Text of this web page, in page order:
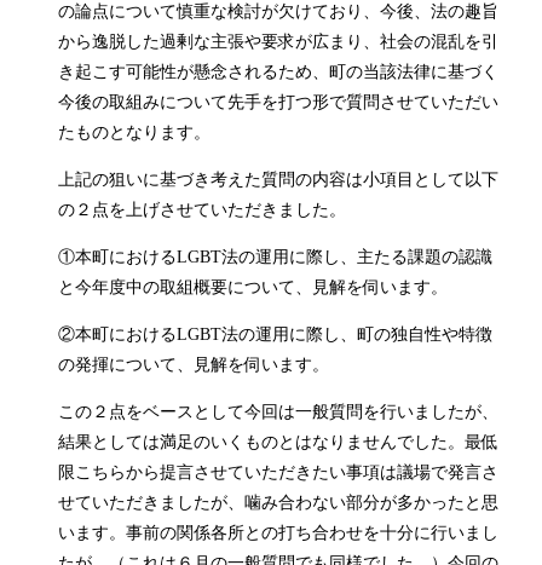
の論点について慎重な検討が欠けており、今後、法の趣旨
から逸脱した過剰な主張や要求が広まり、社会の混乱を引
き起こす可能性が懸念されるため、町の当該法律に基づく
今後の取組みについて先手を打つ形で質問させていただい
たものとなります。
上記の狙いに基づき考えた質問の内容は小項目として以下
の２点を上げさせていただきました。
①本町におけるLGBT法の運用に際し、主たる課題の認識
と今年度中の取組概要について、見解を伺います。
②本町におけるLGBT法の運用に際し、町の独自性や特徴
の発揮について、見解を伺います。
この２点をベースとして今回は一般質問を行いましたが、
結果としては満足のいくものとはなりませんでした。最低
限こちらから提言させていただきたい事項は議場で発言さ
せていただきましたが、噛み合わない部分が多かったと思
います。事前の関係各所との打ち合わせを十分に行いまし